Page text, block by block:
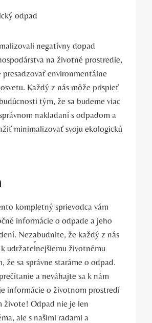
odpad
negatívny dopad
na životné prostredie,
presadzovať environmentálne
Každý z nás môže prispieť
tým, že sa budeme viac
nakladaní s odpadom a
minimalizovať svoju ekologickú
kompletný sprievodca vám
informácie o odpade a jeho
Nezabudnite, že každý z nás
udržateľnejšiemu životnému
že sa správne staráme o odpad.
a neváhajte sa k nám
informácie o životnom prostredí
živote! Odpad nie je len
ale s našimi radami a